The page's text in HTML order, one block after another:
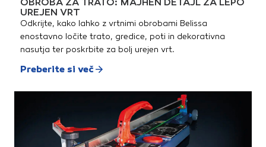
koncentracijski nastavek 1x
vključena
UREJEN VRT
Odkrijte, kako lahko z vrtnimi obrobami Belissa
enostavno ločite trato, gredice, poti in dekorativna
nasutja ter poskrbite za bolj urejen vrt.
Preberite si več